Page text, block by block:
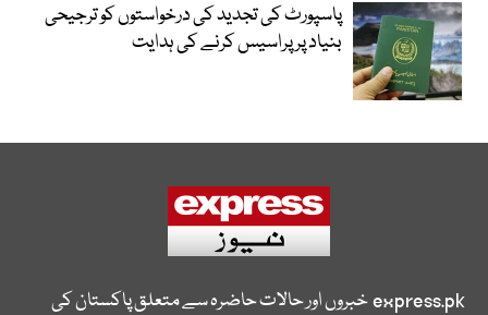
پاسپورٹ کی تجدید کی درخواستوں کو ترجیحی
بنیاد پر پراسیس کرنے کی ہدایت
express.pkخبروں اور حالات حاضرہ سے متعلق پاکستان کی